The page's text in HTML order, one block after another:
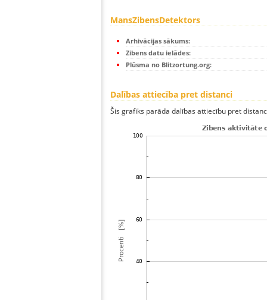
MansZibensDetektors
Arhivācijas sākums:
Zibens datu ielādes:
Plūsma no Blitzortung.org:
Dalības attiecība pret distanci
Šis grafiks parāda dalības attiecību pret